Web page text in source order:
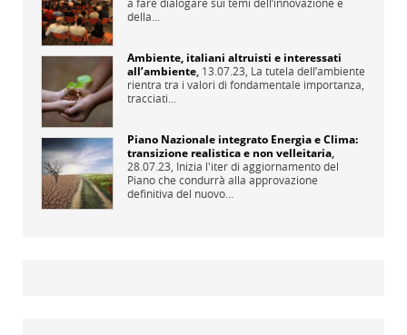
della...
Ambiente, italiani altruisti e interessati
all’ambiente, 13.07.23, La tutela dell’ambiente
rientra tra i valori di fondamentale importanza,
tracciati...
Piano Nazionale integrato Energia e Clima:
transizione realistica e non velleitaria,
28.07.23, Inizia l'iter di aggiornamento del
Piano che condurrà alla approvazione
definitiva del nuovo...